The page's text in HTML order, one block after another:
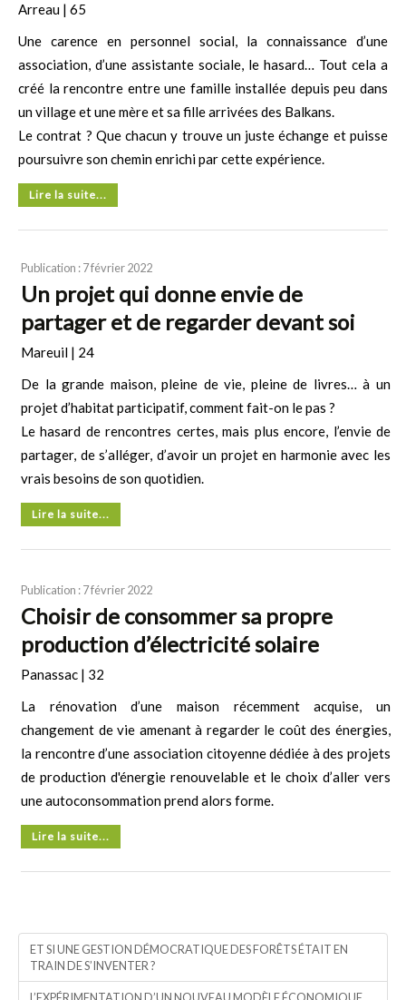
Arreau | 65
Une carence en personnel social, la connaissance d’une
association, d’une assistante sociale, le hasard… Tout cela a
créé la rencontre entre une famille installée depuis peu dans
un village et une mère et sa fille arrivées des Balkans.
Le contrat ? Que chacun y trouve un juste échange et puisse
poursuivre son chemin enrichi par cette expérience.
Lire la suite...
Publication : 7 février 2022
Un projet qui donne envie de
partager et de regarder devant soi
Mareuil | 24
De la grande maison, pleine de vie, pleine de livres… à un
projet d’habitat participatif, comment fait-on le pas ?
Le hasard de rencontres certes, mais plus encore, l’envie de
partager, de s’alléger, d’avoir un projet en harmonie avec les
vrais besoins de son quotidien.
Lire la suite...
Publication : 7 février 2022
Choisir de consommer sa propre
production d’électricité solaire
Panassac | 32
La rénovation d’une maison récemment acquise, un
changement de vie amenant à regarder le coût des énergies,
la rencontre d’une association citoyenne dédiée à des projets
de production d'énergie renouvelable et le choix d’aller vers
une autoconsommation prend alors forme.
Lire la suite...
ET SI UNE GESTION DÉMOCRATIQUE DES FORÊTS ÉTAIT EN
TRAIN DE S’INVENTER ?